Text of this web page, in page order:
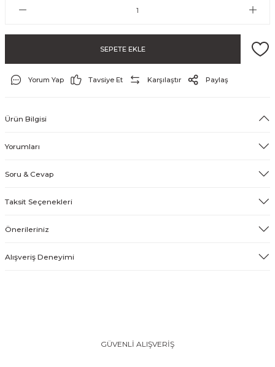
SEPETE EKLE
Yorum Yap Tavsiye Et Karşılaştır Paylaş
Ürün Bilgisi
Yorumları
Soru & Cevap
Taksit Seçenekleri
Önerileriniz
Alışveriş Deneyimi
GÜVENLİ ALIŞVERİŞ